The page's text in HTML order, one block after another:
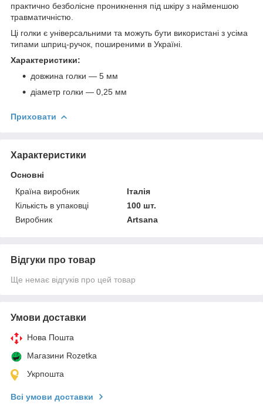
практично безболісне проникнення під шкіру з найменшою
травматичністю.
Ці голки є універсальними та можуть бути використані з усіма
типами шприц-ручок, поширеними в Україні.
Характеристики:
довжина голки — 5 мм
діаметр голки — 0,25 мм
Приховати
Характеристики
Основні
Країна виробник
Італія
Кількість в упаковці
100 шт.
Виробник
Artsana
Відгуки про товар
Ще немає відгуків про цей товар
Умови доставки
Нова Пошта
Магазини Rozetka
Укрпошта
Всі умови доставки